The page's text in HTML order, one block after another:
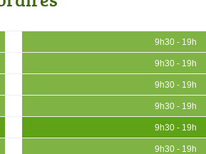
9h30 - 19h
9h30 - 19h
9h30 - 19h
9h30 - 19h
9h30 - 19h
9h30 - 19h